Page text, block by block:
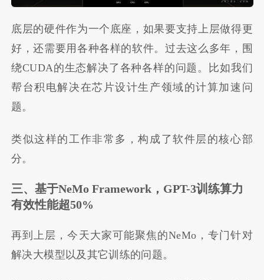
底层的硬件作为一个底座，如果要支持上层做得更
好，还需要用各种各样的软件。过去这么多年，围
绕CUDA的生态解决了各种各样的问题。比如我们
帮台积电解决在芯片设计生产领域的计算加速问
题。
类似这样的工作非常多，构成了软件层的核心部
分。
三、基于NeMo Framework，GPT-3训练算力
有效性能超50%
再到上层，今天大家可能聚焦的NeMo，专门针对
解决大模型以及其它训练的问题。